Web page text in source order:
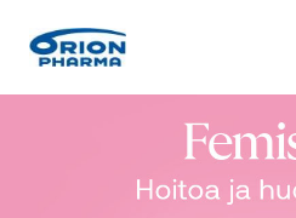
Siirry sisältöön